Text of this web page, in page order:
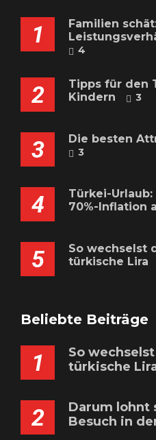
1
Familien
4
2
Tipps für den
Kindern
3
3 Die besten
3
4
Türkei-
70%-Inflation
5
So wechselst
türkische Lira
Beliebte Beiträge
1
So
türkische
2
Darum lohnt
Besuch in